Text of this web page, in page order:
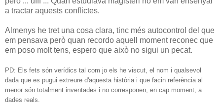
a tractar aquests conflictes.
Almenys he tret una cosa clara, tinc més autocontrol del que
em pensava però quan recordo aquell moment reconec que
em poso molt tens, espero que això no sigui un pecat.
PD: Els fets són verídics tal com jo els he viscut, el nom i qualsevol
dada que es pugui extreure d'aquesta història i que facin referència al
menor són totalment inventades i no corresponen, en cap moment, a
dades reals.